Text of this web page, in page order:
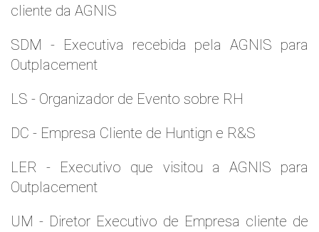
cliente da AGNIS
SDM - Executiva recebida pela AGNIS para
Outplacement
LS - Organizador de Evento sobre RH
DC - Empresa Cliente de Huntign e R&S
LER - Executivo que visitou a AGNIS para
Outplacement
UM - Diretor Executivo de Empresa cliente de